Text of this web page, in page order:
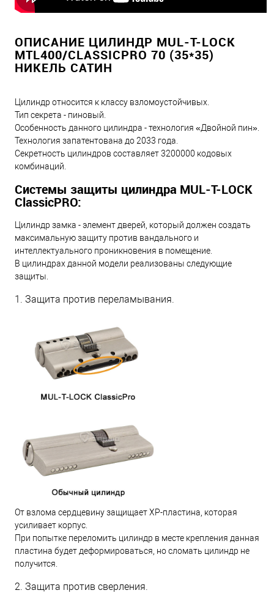
ОПИСАНИЕ ЦИЛИНДР MUL-T-LOCK
MTL400/CLASSICPRO 70 (35*35)
НИКЕЛЬ САТИН
Цилиндр относится к классу взломоустойчивых.
Тип секрета - пиновый.
Особенность данного цилиндра - технология «Двойной пин».
Технология запатентована до 2033 года.
Секретность цилиндров составляет 3200000 кодовых
комбинаций.
Системы защиты цилиндра MUL-T-LOCK
ClassicPRO:
Цилиндр замка - элемент дверей, который должен создать
максимальную защиту против вандального и
интеллектуального проникновения в помещение.
В цилиндрах данной модели реализованы следующие
защиты.
1. Защита против переламывания.
От взлома сердцевину защищает XP-пластина, которая
усиливает корпус.
При попытке переломить цилиндр в месте крепления данная
пластина будет деформироваться, но сломать цилиндр не
получится.
2. Защита против сверления.